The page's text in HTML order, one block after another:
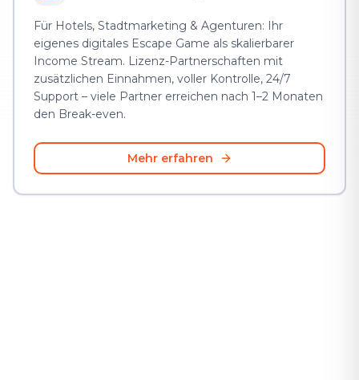
Für Hotels, Stadtmarketing & Agenturen: Ihr
eigenes digitales Escape Game als skalierbarer
Income Stream. Lizenz-Partnerschaften mit
zusätzlichen Einnahmen, voller Kontrolle, 24/7
Support – viele Partner erreichen nach 1–2 Monaten
den Break-even.
Mehr erfahren